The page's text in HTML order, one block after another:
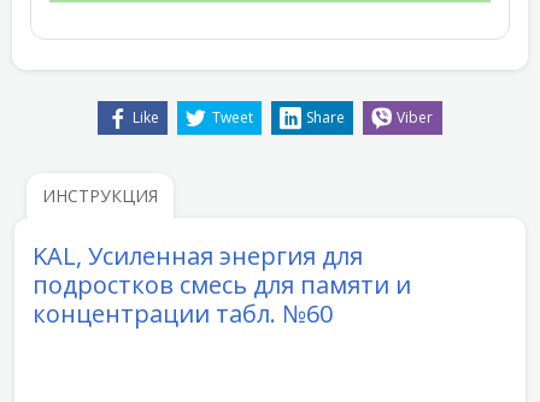
Like Tweet Share Viber
ИНСТРУКЦИЯ
KAL, Усиленная энергия для
подростков смесь для памяти и
концентрации табл. №60